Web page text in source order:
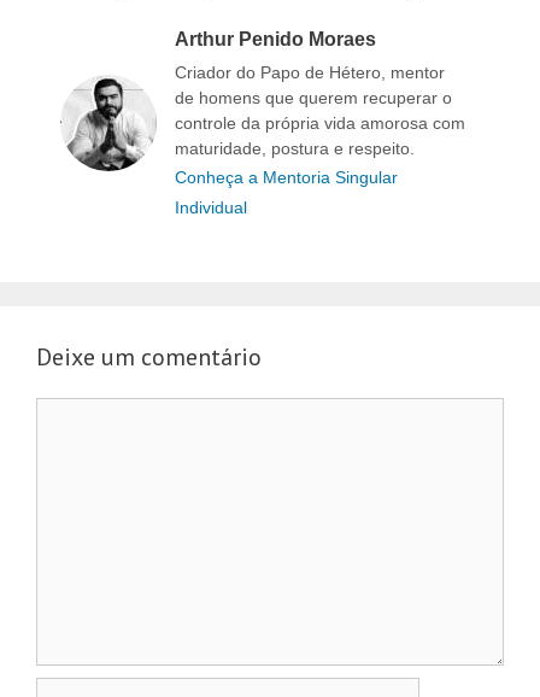
Arthur Penido Moraes
Criador do Papo de Hétero, mentor
de homens que querem recuperar o
controle da própria vida amorosa com
maturidade, postura e respeito.
Conheça a Mentoria Singular
Individual
Deixe um comentário